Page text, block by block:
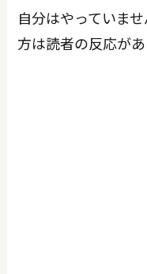
自分はやっていま
方は読者の反応が